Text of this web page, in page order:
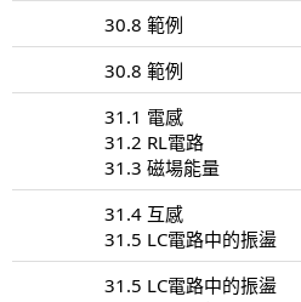
30.8 範例
30.8 範例
31.1 電感
31.2 RL電路
31.3 磁場能量
31.4 互感
31.5 LC電路中的振盪
31.5 LC電路中的振盪